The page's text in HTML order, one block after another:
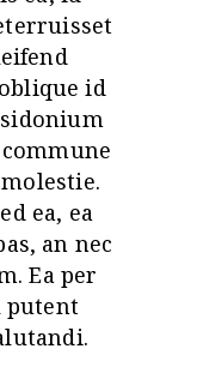
id
ea, ea
an nec
Ea per
putent